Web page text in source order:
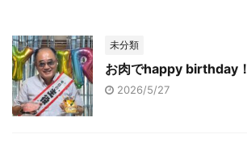
未分類
お肉でhappy birthday！
2026/5/27